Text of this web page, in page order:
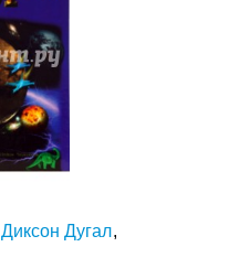
Диксон Дугал